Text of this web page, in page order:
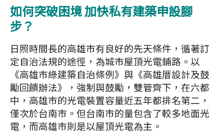
如何突破困境 加快私有建築申設腳
步？
日照時間長的高雄市有良好的先天條件，循著訂
定自治法規的途徑，為城市屋頂光電鋪路。以
《高雄市綠建築自治條例》與《高雄厝設計及鼓
勵回饋辦法》，強制與鼓勵，雙管齊下，在六都
中，高雄市的光電裝置容量近五年都排名第二，
僅次於台南市。但台南市的量包含了較多地面光
電，而高雄市則是以屋頂光電為主。